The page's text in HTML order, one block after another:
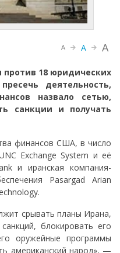
A A A
против 18 юридических
деятельность,
назвало сетью,
санкции и получать
финансов США, в число
Exchange System и её
и иранская компания-
Pasargad Arian
срывать планы Ирана,
блокировать его
оружейные программы
американский народ», —